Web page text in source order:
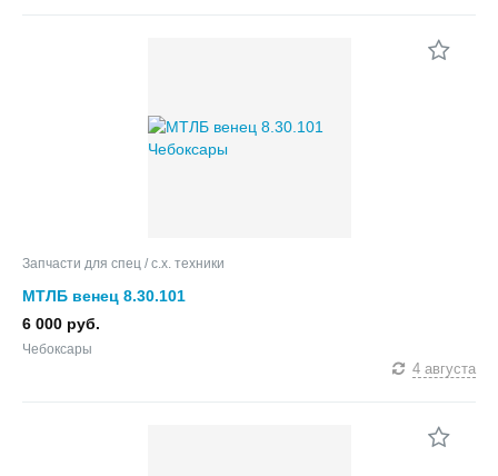
Запчасти для спец / с.х. техники
МТЛБ венец 8.30.101
6 000 руб.
Чебоксары
4 августа